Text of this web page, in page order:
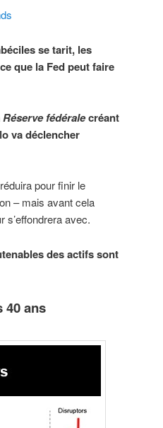
se tarit, les
que la Fed peut faire
Réserve fédéralecréant
va déclencher
pour finir le
– mais avant cela
s’effondrera avec.
des actifs sont
40 ans